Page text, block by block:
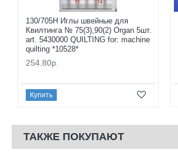
130/705H Иглы швейные для
Квилтинга № 75(3),90(2) Organ 5шт.
art. 5430000 QUILTING for: machine
quilting *10528*
254.80р.
Купить
ТАКЖЕ ПОКУПАЮТ